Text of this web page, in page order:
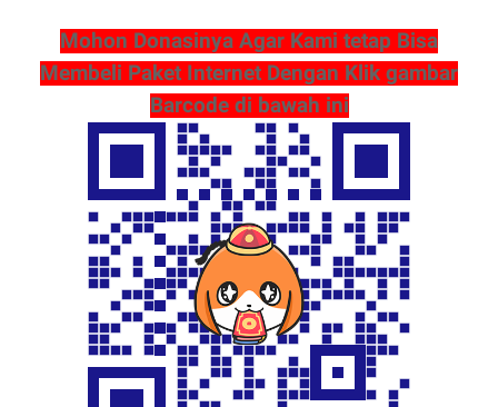
Mohon Donasinya Agar Kami tetap Bisa
Membeli Paket Internet Dengan Klik gambar
Barcode di bawah ini